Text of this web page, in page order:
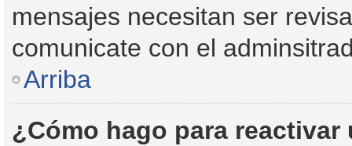
mensajes necesitan ser
comunicate con el
Arriba
¿Cómo hago para reactivar